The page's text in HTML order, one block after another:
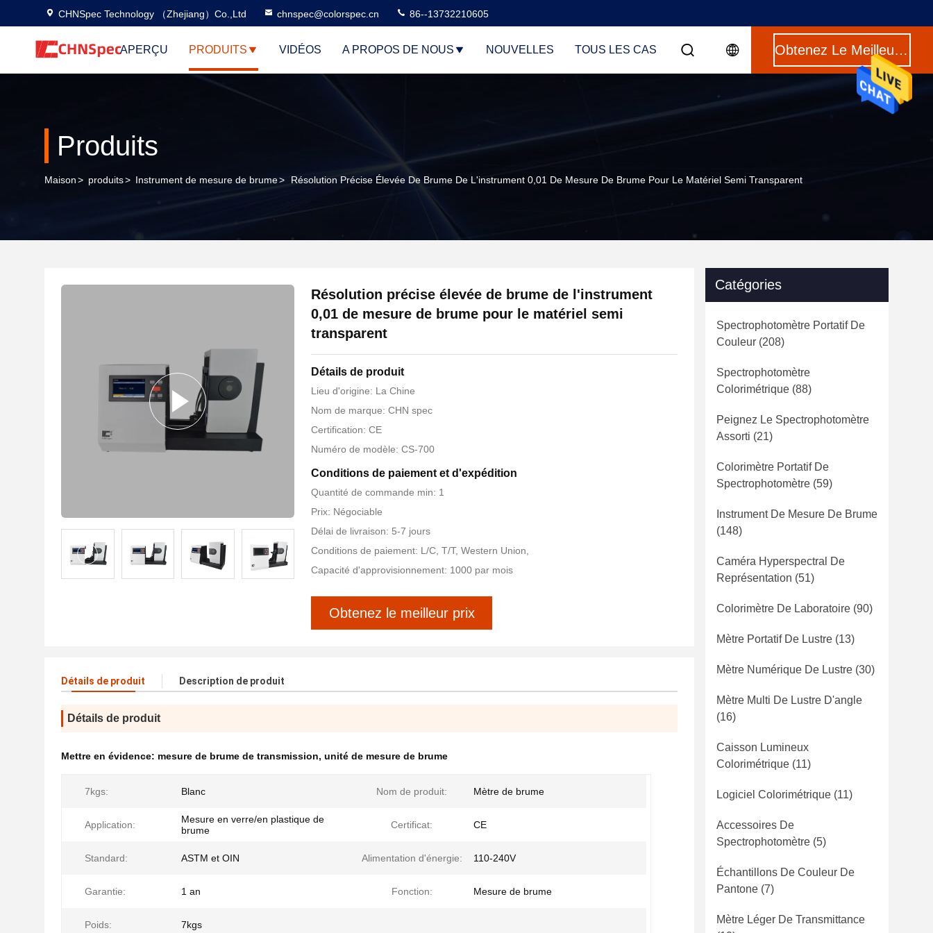
CHNSpec Technology （Zhejiang）Co.,Ltd chnspec@colorspec.cn 86--13732210605
APERÇU PRODUITS VIDÉOS A PROPOS DE NOUS NOUVELLES TOUS LES CAS Obtenez Le Meilleur Prix
Produits
Maison> produits> Instrument de mesure de brume> Résolution Précise Élevée De Brume De L'instrument 0,01 De Mesure De Brume Pour Le Matériel Semi Transparent
Résolution précise élevée de brume de l'instrument
0,01 de mesure de brume pour le matériel semi
transparent
Détails de produit
Lieu d'origine: La Chine
Nom de marque: CHN spec
Certification: CE
Numéro de modèle: CS-700
Conditions de paiement et d'expédition
Quantité de commande min: 1
Prix: Négociable
Délai de livraison: 5-7 jours
Conditions de paiement: L/C, T/T, Western Union,
Capacité d'approvisionnement: 1000 par mois
Obtenez le meilleur prix
Détails de produit Description de produit
Détails de produit
Mettre en évidence: mesure de brume de transmission, unité de mesure de brume
7kgs: Blanc Nom de produit: Mètre de brume
Application:
Mesure en verre/en plastique de
brume
Certificat: CE
Standard: ASTM et OIN Alimentation d'énergie: 110-240V
Garantie: 1 an Fonction: Mesure de brume
Poids: 7kgs
Catégories
Spectrophotomètre Portatif De
Couleur (208)
Spectrophotomètre
Colorimétrique (88)
Peignez Le Spectrophotomètre
Assorti (21)
Colorimètre Portatif De
Spectrophotomètre (59)
Instrument De Mesure De Brume
(148)
Caméra Hyperspectral De
Représentation (51)
Colorimètre De Laboratoire (90)
Mètre Portatif De Lustre (13)
Mètre Numérique De Lustre (30)
Mètre Multi De Lustre D'angle
(16)
Caisson Lumineux
Colorimétrique (11)
Logiciel Colorimétrique (11)
Accessoires De
Spectrophotomètre (5)
Échantillons De Couleur De
Pantone (7)
Mètre Léger De Transmittance